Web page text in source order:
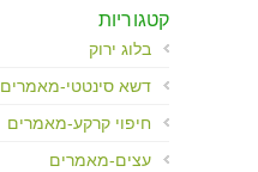
קטגוריות
בלוג ירוק
דשא סינטטי-מאמרים
חיפוי קרקע-מאמרים
עצים-מאמרים